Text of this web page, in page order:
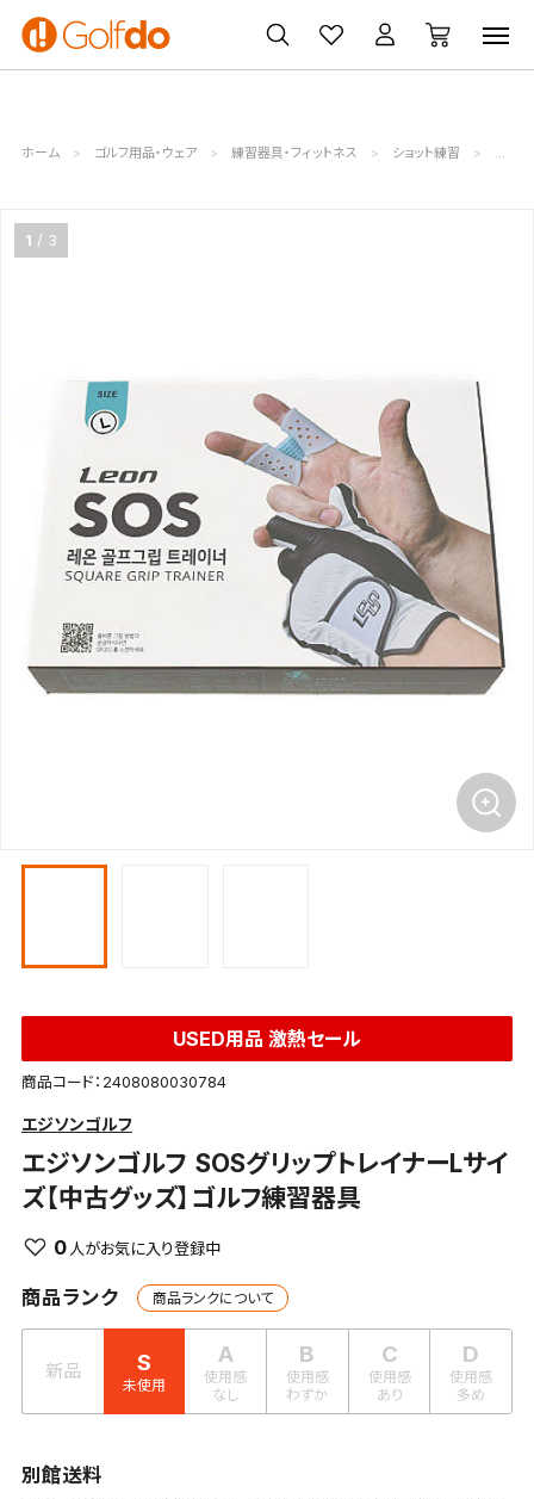
ゴルフ
クラブ
ゴルフ用品
買取
無料査定
クーポン
一覧
ホーム ゴルフ用品・ウェア 練習器具・フィットネス ショット練習 SOS
1 3
USED用品 激熱セール
商品コード：2408080030784
エジソンゴルフ
エジソンゴルフ SOSグリップトレイナーLサイ
ズ【中古グッズ】ゴルフ練習器具
0
商品ランク 商品ランクについて
新品 S
未使用
A
使用感
なし
B
使用感
わずか
C
使用感
あり
D
使用感
多め
別館送料